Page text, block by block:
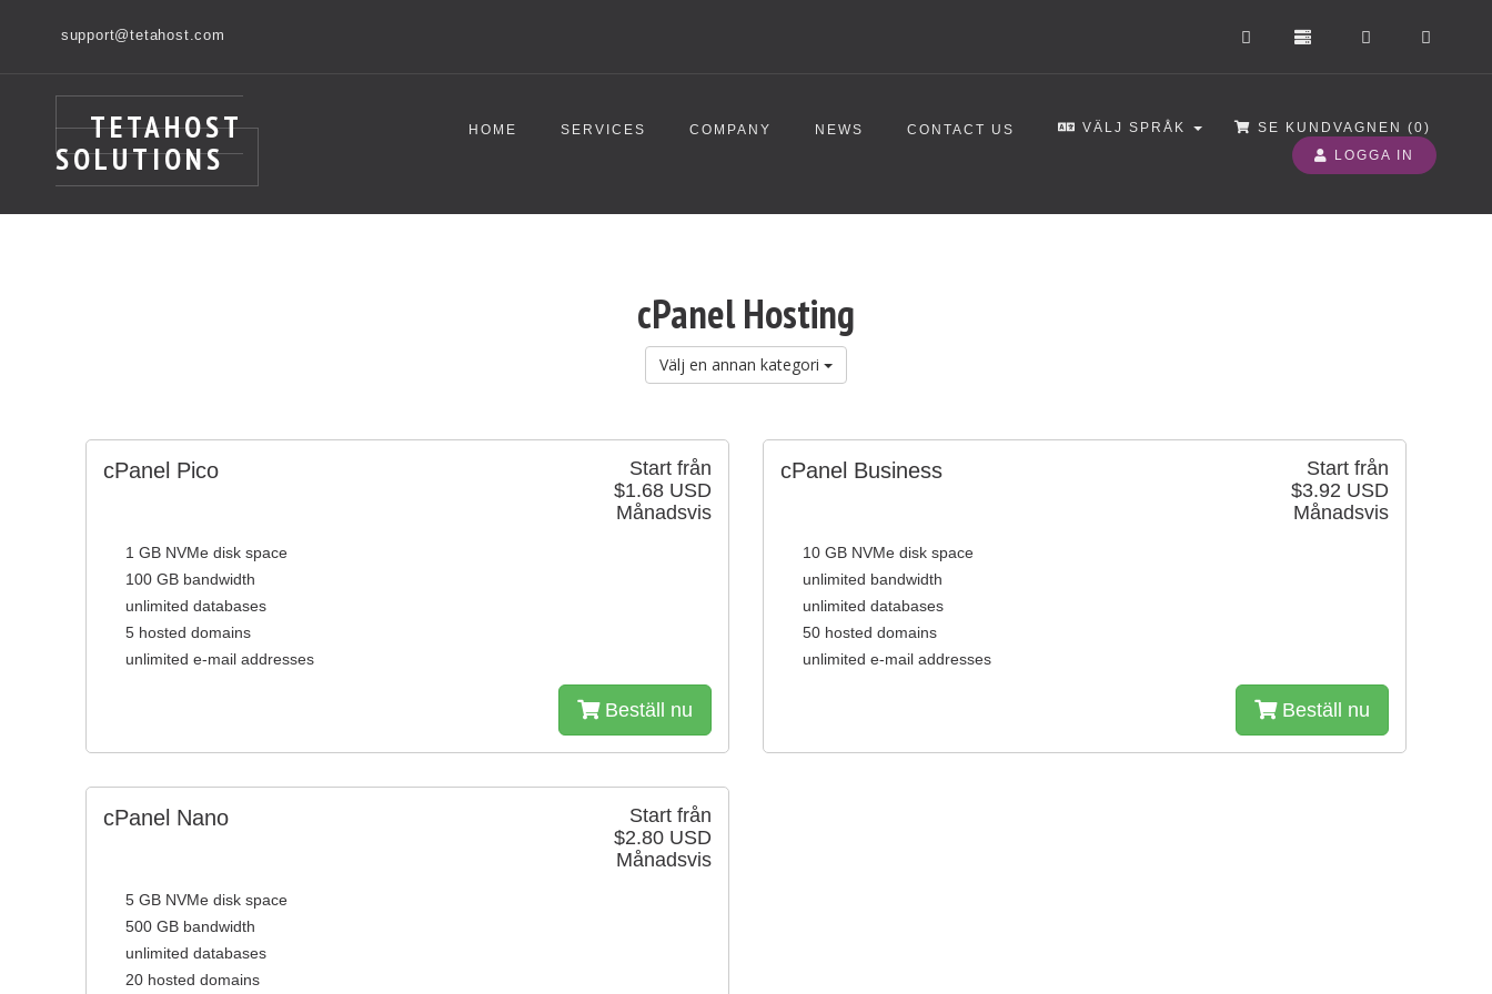
support@tetahost.com
TETAHOST
SOLUTIONS
HOME SERVICES COMPANY NEWS CONTACT US VÄLJ SPRÅK SE KUNDVAGNEN (0)
LOGGA IN
cPanel Hosting
Välj en annan kategori
Start från
$1.68 USD
Månadsvis
cPanel Pico
1 GB NVMe disk space
100 GB bandwidth
unlimited databases
5 hosted domains
unlimited e-mail addresses
Beställ nu
Start från
$3.92 USD
Månadsvis
cPanel Business
10 GB NVMe disk space
unlimited bandwidth
unlimited databases
50 hosted domains
unlimited e-mail addresses
Beställ nu
Start från
$2.80 USD
Månadsvis
cPanel Nano
5 GB NVMe disk space
500 GB bandwidth
unlimited databases
20 hosted domains